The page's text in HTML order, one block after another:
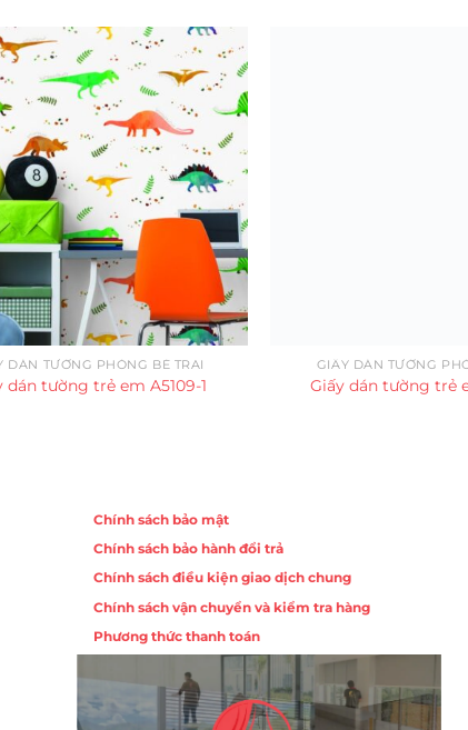
DÁN TƯỜNG PHÒNG BÉ TRAI
dán tường trẻ em A5109-1
GIẤY DÁN TƯỜNG
Giấy dán tường trẻ
Chính sách bảo mật
Chính sách bảo hành đổi trả
Chính sách điều kiện giao dịch chung
Chính sách vận chuyển và kiểm tra hàng
Phương thức thanh toán